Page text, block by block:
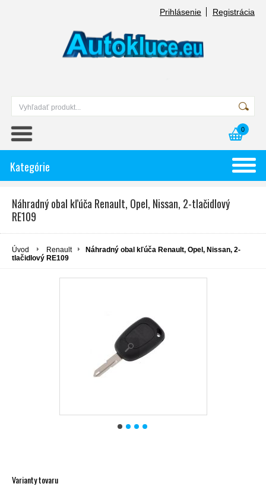
Prihlásenie Registrácia
0
Kategórie
Náhradný obal kľúča Renault, Opel, Nissan, 2-tlačidlový
RE109
Úvod Renault
Náhradný obal kľúča Renault, Opel, Nissan, 2-
tlačidlový RE109
Varianty tovaru